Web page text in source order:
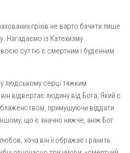
гріхів не варто бачити лише
Нагадаємо із Катехизму
суттю є смертним і буденним
людському серці тяжким
відвертає людину від Бога, Який є
примушуючи віддати
що є значно нижче, аніж Бог.
хоча він її ображає і ранить.